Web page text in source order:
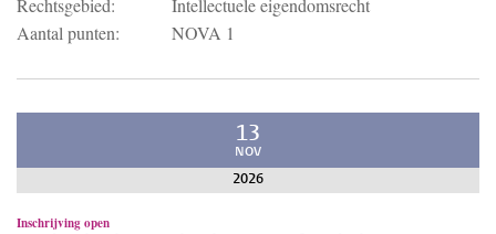
Rechtsgebied:
Intellectuele eigendomsrecht
Aantal punten:
NOVA 1
13
NOV
2026
Inschrijving open